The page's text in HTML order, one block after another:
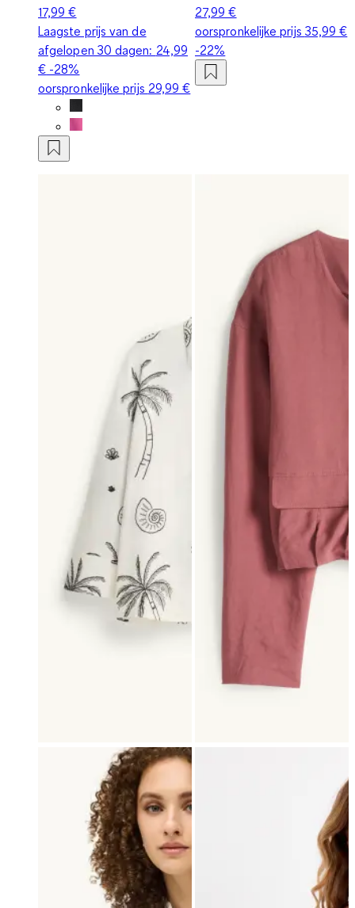
17,99 €
Laagste prijs van de
afgelopen 30 dagen: 24,99
€ -28%
oorspronkelijke prijs 29,99 €
27,99 €
oorspronkelijke prijs 35,99 €
-22%